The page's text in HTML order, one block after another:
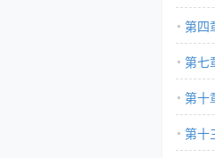
第四
第七
第十
第十